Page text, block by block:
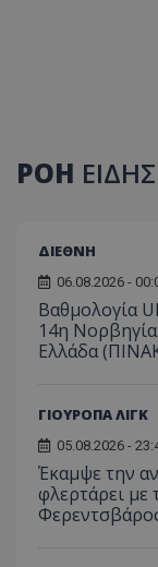
ΡΟΗ
ΔΙΕΘΝΗ
06.08.2026 -
Βαθμολογία
14η
Ελλάδα
ΓΙΟΥΡΟΠΑ ΛΙΓΚ
05.08.2026 -
Έκαμψε την
φλερτάρει